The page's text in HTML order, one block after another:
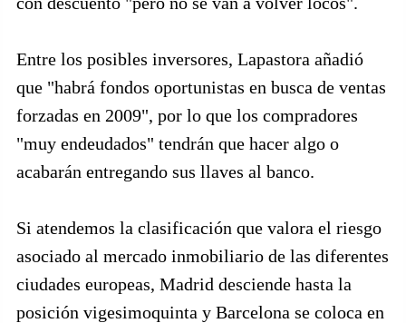
Entre los posibles inversores, Lapastora añadió
que "habrá fondos oportunistas en busca de ventas
forzadas en 2009", por lo que los compradores
"muy endeudados" tendrán que hacer algo o
acabarán entregando sus llaves al banco.
Si atendemos la clasificación que valora el riesgo
asociado al mercado inmobiliario de las diferentes
ciudades europeas, Madrid desciende hasta la
posición vigesimoquinta y Barcelona se coloca en